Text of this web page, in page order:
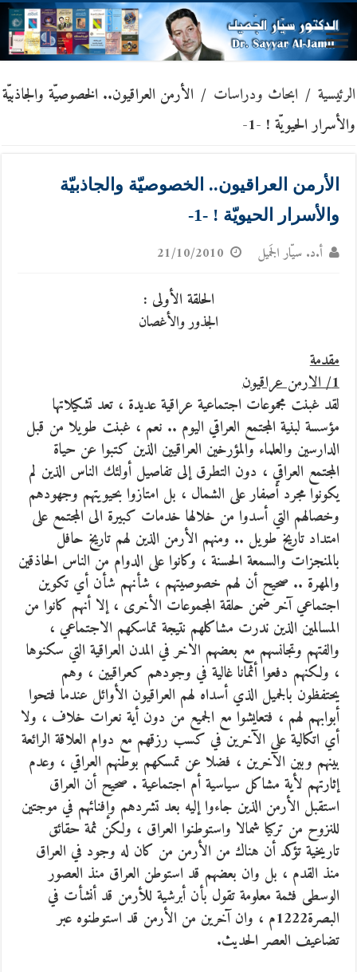
الرئيسية / ابحاث ودراسات / الأرمن العراقيون.. الخصوصيّة والجاذبيّة
والأسرار الحيويّة ! -1-
الأرمن العراقيون.. الخصوصيّة والجاذبيّة
والأسرار الحيويّة ! -1-
أ.د. سيّار الجَميل 21/10/2010
الحلقة الأولى :
الجذور والأغصان
مقدمة
1/ الارمن عراقيون
لقد غبنت مجموعات اجتماعية عراقية عديدة ، تعد تشكيلاتها
مؤسسة لبنية المجتمع العراقي اليوم .. نعم ، غبنت طويلا من قبل
الدارسين والعلماء والمؤرخين العراقيين الذين كتبوا عن حياة
المجتمع العراقي ، دون التطرق إلى تفاصيل أولئك الناس الذين لم
يكونوا مجرد أصفار على الشمال ، بل امتازوا بحيويتهم وجهودهم
وخصالهم التي أسدوا من خلالها خدمات كبيرة الى المجتمع على
امتداد تاريخ طويل .. ومنهم الأرمن الذين لهم تاريخ حافل
بالمنجزات والسمعة الحسنة ، وكانوا على الدوام من الناس الحاذقين
والمهرة .. صحيح أن لهم خصوصيتهم ، شأنهم شأن أي تكوين
اجتماعي آخر ضمن حلقة المجموعات الأخرى ، إلا أنهم كانوا من
المسالمين الذين ندرت مشاكلهم نتيجة تماسكهم الاجتماعي ،
والفتهم وتجانسهم مع بعضهم الاخر في المدن العراقية التي سكنوها
، ولكنهم دفعوا أثمانا غالية في وجودهم كعراقيين ، وهم
يحتفظون بالجميل الذي أسداه لهم العراقيون الأوائل عندما فتحوا
أبوابهم لهم ، فتعايشوا مع الجميع من دون أية نعرات خلاف ، ولا
أي اتكالية على الآخرين في كسب رزقهم مع دوام العلاقة الرائعة
بينهم وبين الآخرين ، فضلا عن تمسكهم بوطنهم العراقي ، وعدم
إثارتهم لأية مشاكل سياسية أم اجتماعية . صحيح أن العراق
استقبل الأرمن الذين جاءوا إليه بعد تشردهم وإفنائهم في موجتين
للنزوح من تركيا شمالا واستوطنوا العراق ، ولكن ثمة حقائق
تاريخية تؤكد أن هناك من الأرمن من كان له وجود في العراق
منذ القدم ، بل وان بعضهم قد استوطن العراق منذ العصور
الوسطى فثمة معلومة تقول بأن أبرشية للأرمن قد أنشأت في
البصرة1222م ، وان آخرين من الأرمن قد استوطنوه عبر
تضاعيف العصر الحديث.